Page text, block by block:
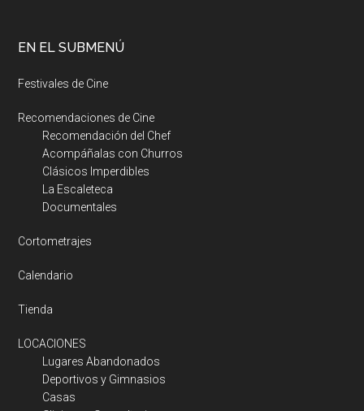
EN EL SUBMENÚ
Festivales de Cine
Recomendaciones de Cine
Recomendación del Chef
Acompáñalas con Churros
Clásicos Imperdibles
La Escaleteca
Documentales
Cortometrajes
Calendario
Tienda
LOCACIONES
Lugares Abandonados
Deportivos y Gimnasios
Casas